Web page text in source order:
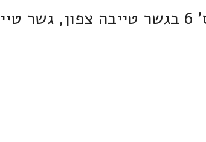
השלמות סטטוטוריות לגשרים מעל דרך מהירה